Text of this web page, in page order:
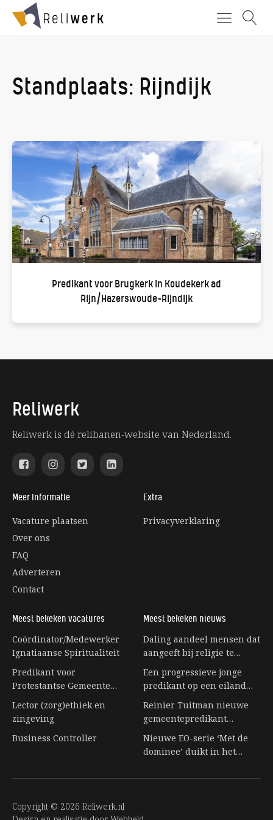
Standplaats: Rijndijk
Predikant voor Brugkerk in Koudekerk ad
Rijn/Hazerswoude-Rijndijk
Reliwerk
Reliwerk is dé relibanen-website van Nederland.
Meer informatie
Vacature plaatsen
Over ons
FAQ
Adverteren
Contact
Extra
Privacyverklaring
Meest bekeken vacatures
Coördinator/Medewerker
Ignatiaanse Spiritualiteit
Predikant voor
Protestantse Gemeente
Lector (zorg)ethiek en
zingeving
Business Controller
Meest bekeken nieuws
Daling aandeel mensen dat
aangeeft bij religie te
Een progressieve jonge
predikant op een eiland
Reinier Tuitman nieuwe
gemeentepredikant
Nijkleaster-Westerwert
Nieuwe EO-serie ‘Met de
dominee’ duikt in het
Copyright © 2026 Reliwerk.nl